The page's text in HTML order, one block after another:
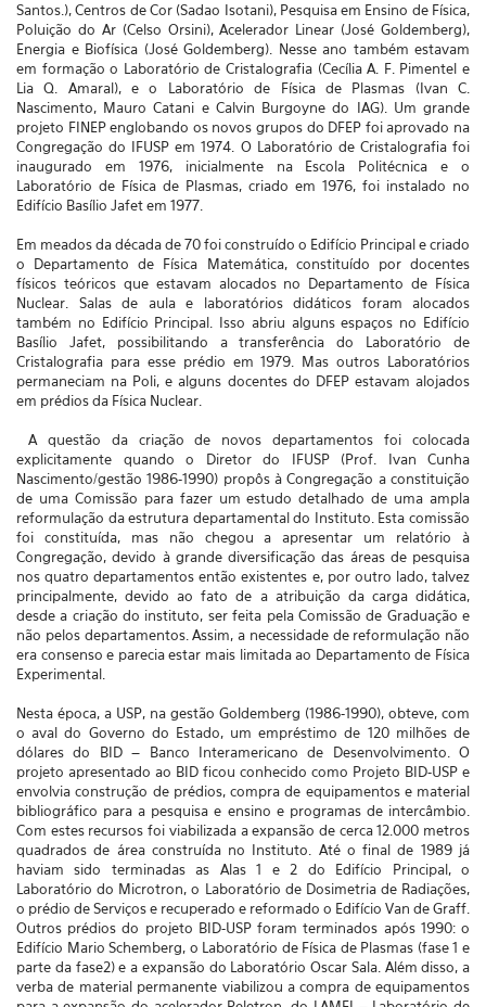
Santos.), Centros de Cor (Sadao Isotani), Pesquisa em Ensino de Física,
Poluição do Ar (Celso Orsini), Acelerador Linear (José Goldemberg),
Energia e Biofísica (José Goldemberg). Nesse ano também estavam
em formação o Laboratório de Cristalografia (Cecília A. F. Pimentel e
Lia Q. Amaral), e o Laboratório de Física de Plasmas (Ivan C.
Nascimento, Mauro Catani e Calvin Burgoyne do IAG). Um grande
projeto FINEP englobando os novos grupos do DFEP foi aprovado na
Congregação do IFUSP em 1974. O Laboratório de Cristalografia foi
inaugurado em 1976, inicialmente na Escola Politécnica e o
Laboratório de Física de Plasmas, criado em 1976, foi instalado no
Edifício Basílio Jafet em 1977.
Em meados da década de 70 foi construído o Edifício Principal e criado
o Departamento de Física Matemática, constituído por docentes
físicos teóricos que estavam alocados no Departamento de Física
Nuclear. Salas de aula e laboratórios didáticos foram alocados
também no Edifício Principal. Isso abriu alguns espaços no Edifício
Basílio Jafet, possibilitando a transferência do Laboratório de
Cristalografia para esse prédio em 1979. Mas outros Laboratórios
permaneciam na Poli, e alguns docentes do DFEP estavam alojados
em prédios da Física Nuclear.
A questão da criação de novos departamentos foi colocada
explicitamente quando o Diretor do IFUSP (Prof. Ivan Cunha
Nascimento/gestão 1986-1990) propôs à Congregação a constituição
de uma Comissão para fazer um estudo detalhado de uma ampla
reformulação da estrutura departamental do Instituto. Esta comissão
foi constituída, mas não chegou a apresentar um relatório à
Congregação, devido à grande diversificação das áreas de pesquisa
nos quatro departamentos então existentes e, por outro lado, talvez
principalmente, devido ao fato de a atribuição da carga didática,
desde a criação do instituto, ser feita pela Comissão de Graduação e
não pelos departamentos. Assim, a necessidade de reformulação não
era consenso e parecia estar mais limitada ao Departamento de Física
Experimental.
Nesta época, a USP, na gestão Goldemberg (1986-1990), obteve, com
o aval do Governo do Estado, um empréstimo de 120 milhões de
dólares do BID – Banco Interamericano de Desenvolvimento. O
projeto apresentado ao BID ficou conhecido como Projeto BID-USP e
envolvia construção de prédios, compra de equipamentos e material
bibliográfico para a pesquisa e ensino e programas de intercâmbio.
Com estes recursos foi viabilizada a expansão de cerca 12.000 metros
quadrados de área construída no Instituto. Até o final de 1989 já
haviam sido terminadas as Alas 1 e 2 do Edifício Principal, o
Laboratório do Microtron, o Laboratório de Dosimetria de Radiações,
o prédio de Serviços e recuperado e reformado o Edifício Van de Graff.
Outros prédios do projeto BID-USP foram terminados após 1990: o
Edifício Mario Schemberg, o Laboratório de Física de Plasmas (fase 1 e
parte da fase2) e a expansão do Laboratório Oscar Sala. Além disso, a
verba de material permanente viabilizou a compra de equipamentos